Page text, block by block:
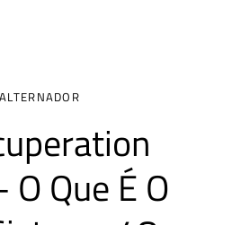
ALTERNADOR
Que É O